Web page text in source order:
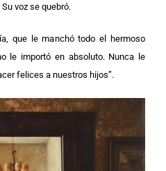
voz se quebró.
que le manchó todo el hermoso
le importó en absoluto. Nunca le
felices a nuestros hijos”.